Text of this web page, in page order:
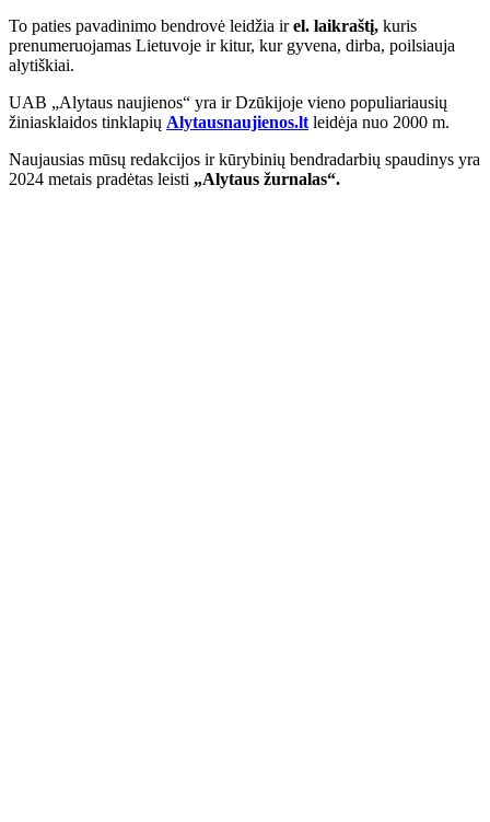
To paties pavadinimo bendrovė leidžia irel. laikraštį, kuris
prenumeruojamas Lietuvoje ir kitur, kur gyvena, dirba, poilsiauja
alytiškiai.
UAB „Alytaus naujienos“ yra ir Dzūkijoje vieno populiariausių
žiniasklaidos tinklapių Alytausnaujienos.lt leidėja nuo 2000 m.
Naujausias mūsų redakcijos ir kūrybinių bendradarbių spaudinys yra
2024 metais pradėtas leisti „Alytaus žurnalas“.